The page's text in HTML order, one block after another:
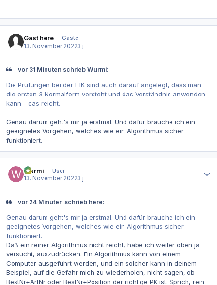
Gast here
Gäste
13. November 20223 j
vor 31 Minuten schrieb Wurmi:
Die Prüfungen bei der IHK sind auch darauf angelegt, dass man
die ersten 3 Normalform versteht und das Verständnis anwenden
kann - das reicht.
Genau darum geht's mir ja erstmal. Und dafür brauche ich ein
geeignetes Vorgehen, welches wie ein Algorithmus sicher
funktioniert.
Wurmi
User
13. November 20223 j
vor 24 Minuten schrieb here:
Genau darum geht's mir ja erstmal. Und dafür brauche ich ein
geeignetes Vorgehen, welches wie ein Algorithmus sicher
funktioniert.
Daß ein reiner Algorithmus nicht reicht, habe ich weiter oben ja
versucht, auszudrücken. Ein Algorithmus kann von einem
Computer ausgeführt werden, und ein solcher kann in deinem
Beispiel, auf die Gefahr mich zu wiederholen, nicht sagen, ob
BestNr+ArtNr oder BestNr+Position der richtige PK ist. Sprich, rein